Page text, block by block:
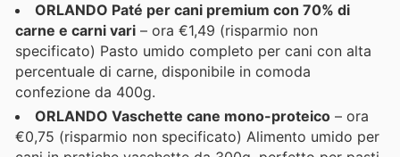
ORLANDO Paté per cani premium con 70% di
carne e carni vari – ora €1,49 (risparmio non
specificato) Pasto umido completo per cani con alta
percentuale di carne, disponibile in comoda
confezione da 400g.
ORLANDO Vaschette cane mono-proteico – ora
€0,75 (risparmio non specificato) Alimento umido per